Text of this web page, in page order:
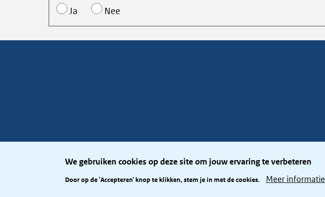
We gebruiken cookies op deze site om jouw ervaring te verbeteren
Door op de 'Accepteren' knop te klikken, stem je in met de cookies. Meer informatie
Ja Nee